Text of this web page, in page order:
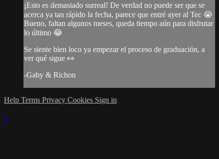
¡Esto es demasiado surreal! De verdad no puede ser que se
acerca ya tan rápido la fecha, parece que entré ayer al Tec 😭
Bueno, faltan algunos meses, queda tiempo aún para disfrutar
lo último 😂
Se siente bien loco ya empezar el proceso de graduación, a
ver qué sigue 👀
-Gaby & Richon
Help Terms Privacy Cookies Sign in
×